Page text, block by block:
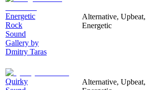
Energetic
Rock
Sound
Gallery by
Dmitry Taras
Alternative, Upbeat,
Energetic
Quirky
Alternative, Upbeat,